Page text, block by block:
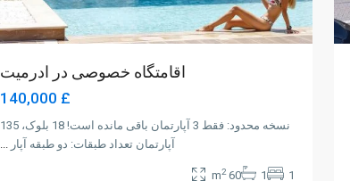
اقامتگاه خصوصی در ادرمیت
£ 140,000
نسخه محدود: فقط 3 آپارتمان باقی مانده است! 18 بلوک، 135
آپارتمان تعداد طبقات: دو طبقه آپار ...
1
1
60 m
2